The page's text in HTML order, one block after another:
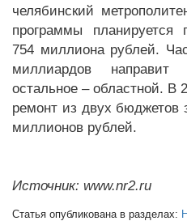
челябинский
программы планируется
754 миллиона рублей.
миллиардов направит
остальное – областной. В
ремонт из двух бюджетов
миллионов рублей.
Источник: www.nr2.ru
Статья опубликована в разделах: